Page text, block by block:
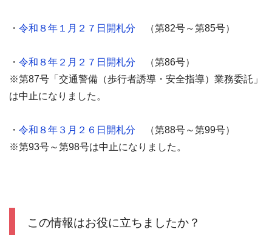
・ 令和８年１月２７日開札分 （第82号～第85号）
・ 令和８年２月２７日開札分 （第86号）
※第87号「交通警備（歩行者誘導・安全指導）業務委託」
は中止になりました。
・ 令和８年３月２６日開札分 （第88号～第99号）
※第93号～第98号は中止になりました。
この情報はお役に立ちましたか？